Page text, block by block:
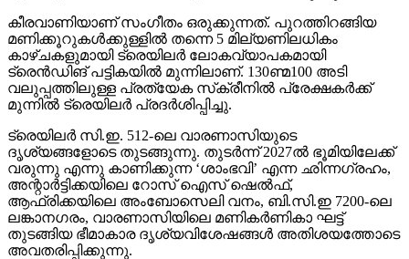
കീരവാണിയാണ് സംഗീതം ഒരുക്കുന്നത്. പുറത്തിറങ്ങിയ
മണിക്കൂറുകള്‍ക്കുള്ളില്‍ തന്നെ 5 മില്യണിലധികം
കാഴ്ചകളുമായി ട്രെയിലര്‍ ലോകവ്യാപകമായി
ട്രെന്‍ഡിങ് പട്ടികയില്‍ മുന്നിലാണ്. 130ണ്മ100 അടി
വലുപ്പത്തിലുള്ള പ്രത്യേക സ്‌ക്രീനില്‍ പ്രേക്ഷകര്‍ക്ക്
മുന്നില്‍ ട്രെയിലര്‍ പ്രദര്‍ശിപ്പിച്ചു.
ട്രെയിലര്‍ സി.ഇ. 512-ലെ വാരണാസിയുടെ
ദൃശ്യങ്ങളോടെ തുടങ്ങുന്നു. തുടര്‍ന്ന് 2027ല്‍ ഭൂമിയിലേക്ക്
വരുന്നു എന്നു കാണിക്കുന്ന ‘ശാംഭവി’ എന്ന ഛിന്നഗ്രഹം,
അന്റാര്‍ട്ടിക്കയിലെ റോസ് ഐസ് ഷെല്‍ഫ്,
ആഫ്രിക്കയിലെ അംബോസെലി വനം, ബി.സി.ഇ 7200-ലെ
ലങ്കാനഗരം, വാരണാസിയിലെ മണികര്‍ണികാ ഘട്ട്
തുടങ്ങിയ ഭീമാകാര ദൃശ്യവിശേഷങ്ങള്‍ അതിശയത്തോടെ
അവതരിപ്പിക്കുന്നു.